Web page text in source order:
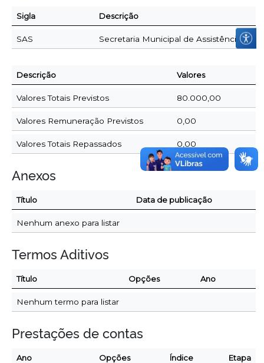
Sigla Descrição
SAS Secretaria Municipal de Assistência
Descrição Valores
Valores Totais Previstos 80.000,00
Valores Remuneração Previstos 0,00
Valores Totais Repassados 0,00
Anexos
Título Data de publicação
Nenhum anexo para listar
Termos Aditivos
Título Opções Ano
Nenhum termo para listar
Prestações de contas
Ano Opções Índice Etapa